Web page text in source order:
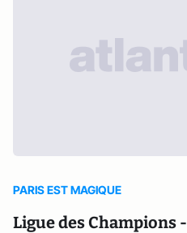
PARIS EST MAGIQUE
Ligue des Champions -